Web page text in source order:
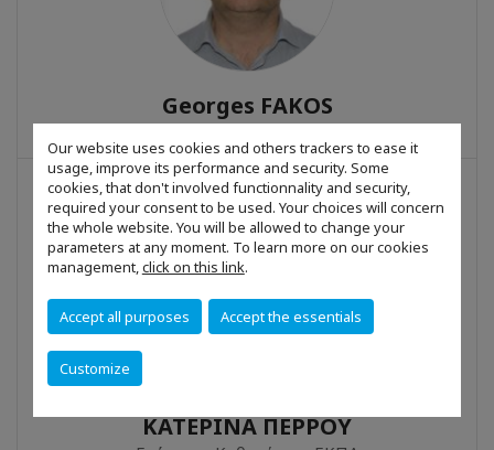
Our website uses cookies and others trackers to ease it
usage, improve its performance and security. Some
cookies, that don't involved functionnality and security,
required your consent to be used. Your choices will concern
the whole website. You will be allowed to change your
parameters at any moment. To learn more on our cookies
management,click on this link.
Accept all purposes Accept the essentials
Customize
Georges FAKOS
Directeur général d’imposition, AADE
ΚΑΤΕΡΙΝΑ ΠΕΡΡΟΥ